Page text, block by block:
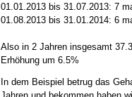
01.01.2013 bis 31.07.2013: 7
01.08.2013 bis 31.01.2014: 6
Also in 2 Jahren insgesamt
Erhöhung um 6.5%
In dem Beispiel betrug das